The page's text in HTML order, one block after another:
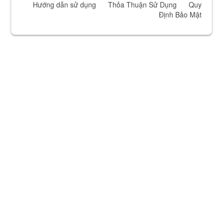
Hướng dẫn sử dụng Thỏa Thuận Sử Dụng
Quy
Định Bảo Mật